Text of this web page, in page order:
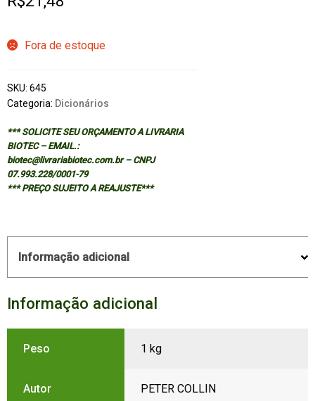
Fora de estoque
SKU: 645
Categoria: Dicionários
*** SOLICITE SEU ORÇAMENTO A LIVRARIA
BIOTEC – EMAIL.:
biotec@livrariabiotec.com.br – CNPJ
07.993.228/0001-79
*** PREÇO SUJEITO A REAJUSTE***
Informação adicional
Informação adicional
Peso 1 kg
Autor PETER COLLIN